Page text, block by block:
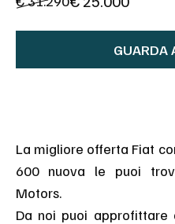
GUARDA
La migliore offerta Fiat come per questo autovettura
600 nuova le puoi trovare solo dalla Campello
Motors.
Da noi puoi